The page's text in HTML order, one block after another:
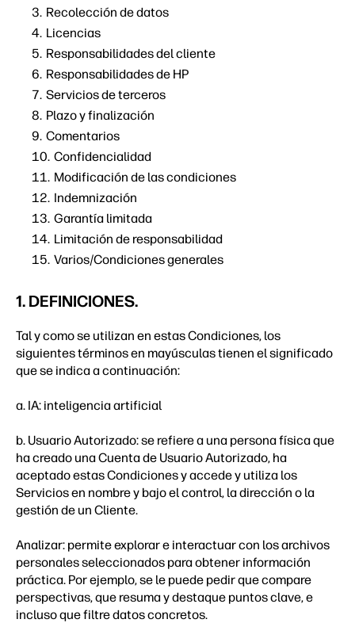
Recolección de datos
Licencias
Responsabilidades del cliente
Responsabilidades de HP
Servicios de terceros
Plazo y finalización
Comentarios
Confidencialidad
Modificación de las condiciones
Indemnización
Garantía limitada
Limitación de responsabilidad
Varios/Condiciones generales
1. DEFINICIONES.
Tal y como se utilizan en estas Condiciones, los
siguientes términos en mayúsculas tienen el significado
que se indica a continuación:
a. IA: inteligencia artificial
b. Usuario Autorizado: se refiere a una persona física que
ha creado una Cuenta de Usuario Autorizado, ha
aceptado estas Condiciones y accede y utiliza los
Servicios en nombre y bajo el control, la dirección o la
gestión de un Cliente.
Analizar: permite explorar e interactuar con los archivos
personales seleccionados para obtener información
práctica. Por ejemplo, se le puede pedir que compare
perspectivas, que resuma y destaque puntos clave, e
incluso que filtre datos concretos.